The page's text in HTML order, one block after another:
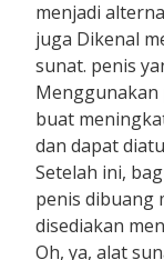
menjadi
juga Dikenal
sunat. penis
buat
dan dapat
Setelah ini,
penis dibuang
disediakan
Oh, ya, alat